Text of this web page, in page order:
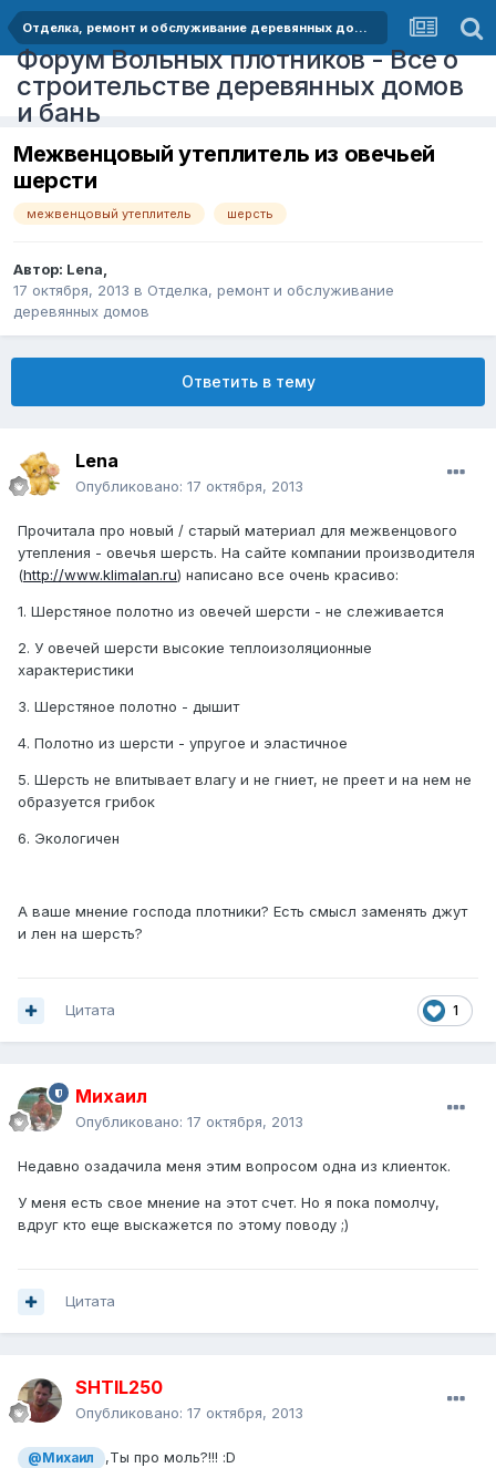
Отделка, ремонт и обслуживание деревянных домов
Форум Вольных плотников - Все о
строительстве деревянных домов
и бань
Межвенцовый утеплитель из овечьей
шерсти
межвенцовый утеплитель шерсть
Автор: Lena,
17 октября, 2013 в Отделка, ремонт и обслуживание
деревянных домов
Ответить в тему
Lena
Опубликовано: 17 октября, 2013
Прочитала про новый / старый материал для межвенцового
утепления - овечья шерсть. На сайте компании производителя
(http://www.klimalan.ru) написано все очень красиво:
1. Шерстяное полотно из овечей шерсти - не слеживается
2. У овечей шерсти высокие теплоизоляционные
характеристики
3. Шерстяное полотно - дышит
4. Полотно из шерсти - упругое и эластичное
5. Шерсть не впитывает влагу и не гниет, не преет и на нем не
образуется грибок
6. Экологичен
А ваше мнение господа плотники? Есть смысл заменять джут
и лен на шерсть?
1
Цитата
Михаил
Опубликовано: 17 октября, 2013
Недавно озадачила меня этим вопросом одна из клиенток.
У меня есть свое мнение на этот счет. Но я пока помолчу,
вдруг кто еще выскажется по этому поводу ;)
Цитата
SHTIL250
Опубликовано: 17 октября, 2013
@Михаил ,Ты про моль?!!! :D